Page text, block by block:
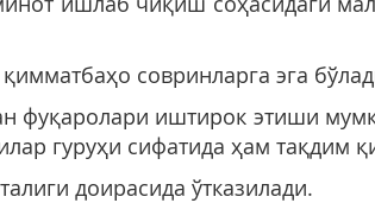
совринларга эга
фуқаролари иштирок этиши
гуруҳи сифатида ҳам тақдим
доирасида ўтказилади.